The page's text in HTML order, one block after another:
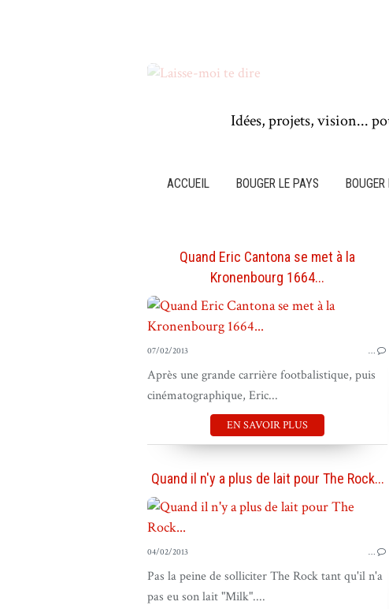
Idées, projets, vision...
ACCUEIL BOUGER LE PAYS BOUGER
Quand Eric Cantona se met à la
Kronenbourg 1664...
07/02/2013 …
Après une grande carrière footbalistique, puis
cinématographique, Eric...
EN SAVOIR PLUS
Quand il n'y a plus de lait pour The Rock...
04/02/2013 …
Pas la peine de solliciter The Rock tant qu'il n'a
pas eu son lait "Milk"....